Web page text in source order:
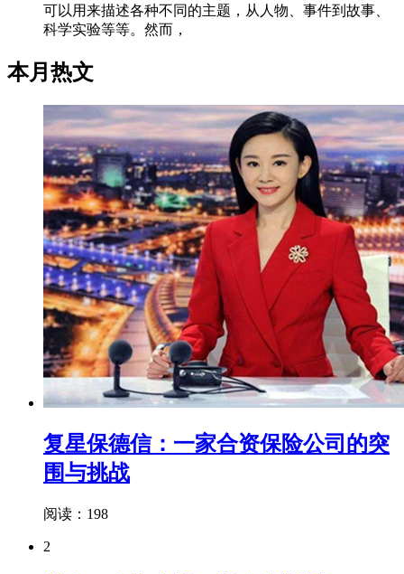
可以用来描述各种不同的主题，从人物、事件到故事、
科学实验等等。然而，
本月热文
复星保德信：一家合资保险公司的突
围与挑战
阅读：198
2